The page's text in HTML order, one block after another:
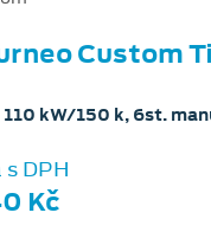
Custom
kW/150 k, 6st.
DPH
Kč